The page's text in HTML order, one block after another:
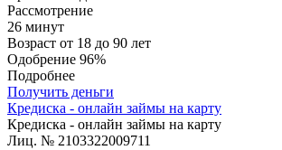
Рассмотрение
26 минут
Возраст от 18 до 90 лет
Одобрение 96%
Подробнее
Получить деньги
Кредиска - онлайн займы на карту
Кредиска - онлайн займы на карту
Лиц. № 2103322009711